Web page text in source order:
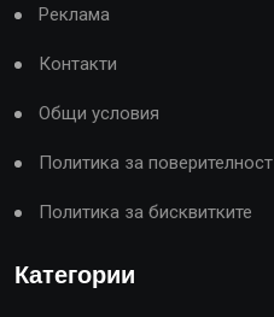
Реклама
Контакти
Общи условия
Политика за поверителност
Политика за бисквитките
Категории